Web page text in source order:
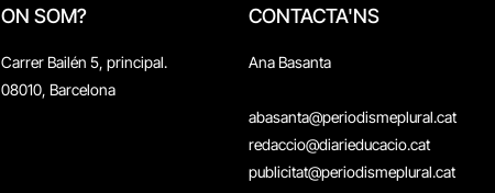
ON SOM?
Carrer Bailén 5, principal.
08010, Barcelona
CONTACTA'NS
Ana Basanta
abasanta@periodismeplural.cat
redaccio@diarieducacio.cat
publicitat@periodismeplural.cat